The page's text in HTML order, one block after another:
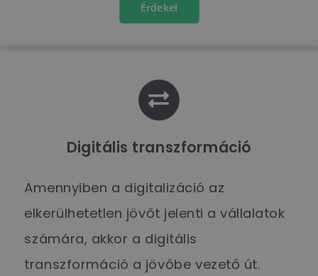
Érdekel
Digitális transzformáció
Amennyiben a digitalizáció az
elkerülhetetlen jövőt jelenti a vállalatok
számára, akkor a digitális
transzformáció a jövőbe vezető út.